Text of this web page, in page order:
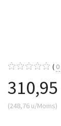
0
310,95
(248,76 u/Moms)